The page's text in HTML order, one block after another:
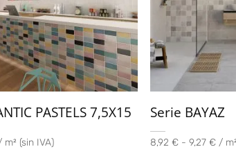
PASTELS 7,5X15
(sin IVA)
Serie BAYAZ
8,92 € - 9,27 € /